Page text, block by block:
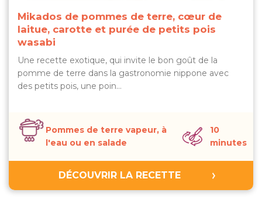
Mikados de pommes de terre, cœur de
laitue, carotte et purée de petits pois
wasabi
Une recette exotique, qui invite le bon goût de la
pomme de terre dans la gastronomie nippone avec
des petits pois, une poin…
Pommes de terre vapeur, à
l'eau ou en salade
10
minutes
DÉCOUVRIR LA RECETTE